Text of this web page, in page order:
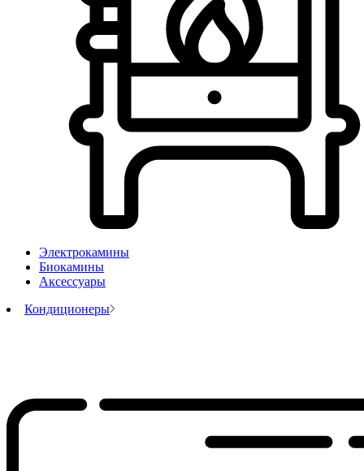
Электрокамины
Биокамины
Аксессуары
Кондиционеры